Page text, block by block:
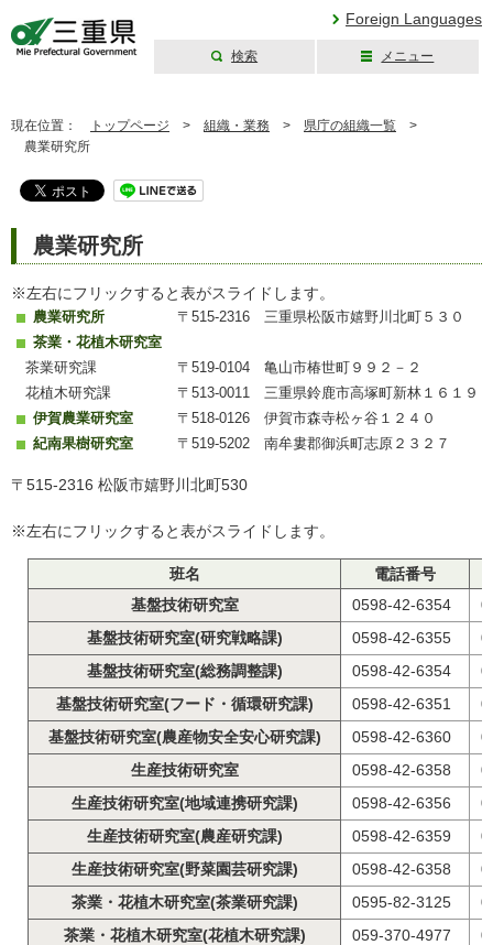
Foreign Languages
検索 メニュー
現在位置： トップページ > 組織・業務 > 県庁の組織一覧 >
農業研究所
農業研究所
※左右にフリックすると表がスライドします。
農業研究所
〒515-2316 三重県松阪市嬉野川北町５３０
茶業・花植木研究室
茶業研究課
〒519-0104 亀山市椿世町９９２－２
花植木研究課
〒513-0011 三重県鈴鹿市高塚町新林１６１９
伊賀農業研究室
〒518-0126 伊賀市森寺松ヶ谷１２４０
紀南果樹研究室
〒519-5202 南牟婁郡御浜町志原２３２７
〒515-2316 松阪市嬉野川北町530
※左右にフリックすると表がスライドします。
班名
電話番号
基盤技術研究室
0598-42-6354
基盤技術研究室(研究戦略課)
0598-42-6355
基盤技術研究室(総務調整課)
0598-42-6354
基盤技術研究室(フード・循環研究課)
0598-42-6351
基盤技術研究室(農産物安全安心研究課)
0598-42-6360
生産技術研究室
0598-42-6358
生産技術研究室(地域連携研究課)
0598-42-6356
生産技術研究室(農産研究課)
0598-42-6359
生産技術研究室(野菜園芸研究課)
0598-42-6358
茶業・花植木研究室(茶業研究課)
0595-82-3125
茶業・花植木研究室(花植木研究課)
059-370-4977